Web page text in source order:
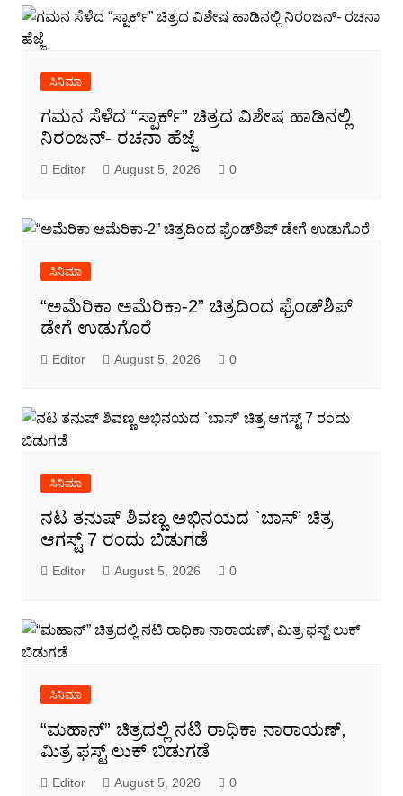
ಸಿನಿಮಾ
ಗಮನ ಸೆಳೆದ “ಸ್ಪಾರ್ಕ್” ಚಿತ್ರದ ವಿಶೇಷ ಹಾಡಿನಲ್ಲಿ
ನಿರಂಜನ್- ರಚನಾ ಹೆಜ್ಜೆ
Editor August 5, 2026 0
ಸಿನಿಮಾ
“ಅಮೆರಿಕಾ ಅಮೆರಿಕಾ-2” ಚಿತ್ರದಿಂದ ಫ್ರೆಂಡ್‍ಶಿಪ್
ಡೇಗೆ ಉಡುಗೊರೆ
Editor August 5, 2026 0
ಸಿನಿಮಾ
ನಟ ತನುಷ್ ಶಿವಣ್ಣ ಅಭಿನಯದ `ಬಾಸ್’ ಚಿತ್ರ
ಆಗಸ್ಟ್ 7 ರಂದು ಬಿಡುಗಡೆ
Editor August 5, 2026 0
ಸಿನಿಮಾ
“ಮಹಾನ್” ಚಿತ್ರದಲ್ಲಿ ನಟಿ ರಾಧಿಕಾ ನಾರಾಯಣ್,
ಮಿತ್ರ ಫಸ್ಟ್ ಲುಕ್ ಬಿಡುಗಡೆ
Editor August 5, 2026 0